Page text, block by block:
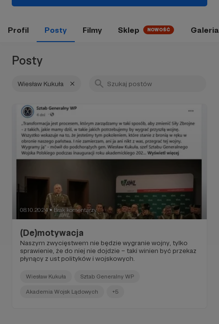
Profil Posty Filmy Sklep NOWOŚĆ Galeria
Posty
Wiesław Kukuła
08.10.2024 ● Brak komentarzy
(De)motywacja
Naszym zwycięstwem nie będzie wygranie wojny, tylko
sprawienie, że do niej nie dojdzie – taki winien być przekaz
płynący z ust polityków i wojskowych.
Wiesław Kukuła Sztab Generalny WP
Akademia Wojsk Lądowych +5